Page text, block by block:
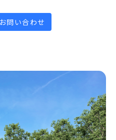
お問い合わせ